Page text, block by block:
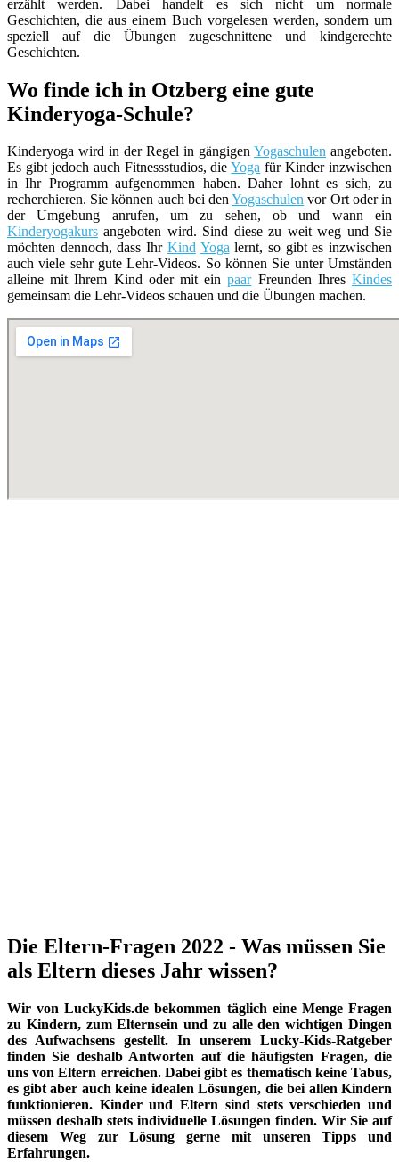
erzählt werden. Dabei handelt es sich nicht um normale
Geschichten, die aus einem Buch vorgelesen werden, sondern um
speziell auf die Übungen zugeschnittene und kindgerechte
Geschichten.
Wo finde ich in Otzberg eine gute
Kinderyoga-Schule?
Kinderyoga wird in der Regel in gängigen Yogaschulen angeboten.
Es gibt jedoch auch Fitnessstudios, dieYoga für Kinder inzwischen
in Ihr Programm aufgenommen haben. Daher lohnt es sich, zu
recherchieren. Sie können auch bei denYogaschulen vor Ort oder in
der Umgebung anrufen, um zu sehen, ob und wann ein
Kinderyogakurs angeboten wird. Sind diese zu weit weg und Sie
möchten dennoch, dass Ihr Kind Yogalernt, so gibt es inzwischen
auch viele sehr gute Lehr-Videos. So können Sie unter Umständen
alleine mit Ihrem Kind oder mit einpaarFreunden IhresKindes
gemeinsam die Lehr-Videos schauen und die Übungen machen.
Die Eltern-Fragen 2022 - Was müssen Sie
als Eltern dieses Jahr wissen?
Wir von LuckyKids.de bekommen täglich eine Menge Fragen
zu Kindern, zum Elternsein und zu alle den wichtigen Dingen
des Aufwachsens gestellt. In unserem Lucky-Kids-Ratgeber
finden Sie deshalb Antworten auf die häufigsten Fragen, die
uns von Eltern erreichen. Dabei gibt es thematisch keine Tabus,
es gibt aber auch keine idealen Lösungen, die bei allen Kindern
funktionieren. Kinder und Eltern sind stets verschieden und
müssen deshalb stets individuelle Lösungen finden. Wir Sie auf
diesem Weg zur Lösung gerne mit unseren Tipps und
Erfahrungen.